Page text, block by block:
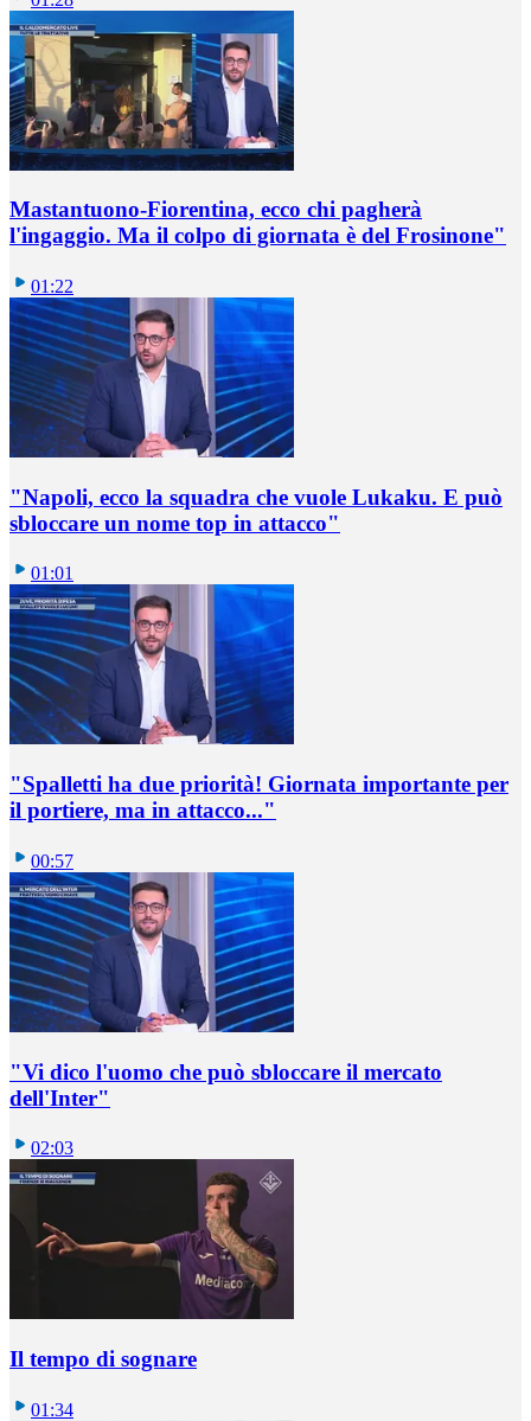
Mastantuono-Fiorentina, ecco chi pagherà
l'ingaggio. Ma il colpo di giornata è del Frosinone"
01:22
"Napoli, ecco la squadra che vuole Lukaku. E può
sbloccare un nome top in attacco"
01:01
"Spalletti ha due priorità! Giornata importante per
il portiere, ma in attacco..."
00:57
"Vi dico l'uomo che può sbloccare il mercato
dell'Inter"
02:03
Il tempo di sognare
01:34